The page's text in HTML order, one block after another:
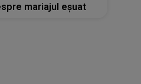
mariajul eșuat